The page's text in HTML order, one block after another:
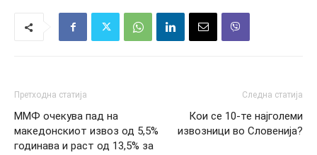
Претходна статија
ММФ очекува пад на
македонскиот извоз од 5,5%
годинава и раст од 13,5% за
Следна статија
Кои се 10-те најголеми
извозници во Словенија?